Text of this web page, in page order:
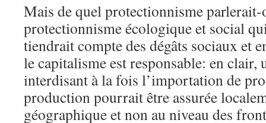
Mais de quel protectionnisme parlerait-
protectionnisme écologique et social
tiendrait compte des dégâts sociaux et
le capitalisme est responsable: en
interdisant à la fois l’importation de
production pourrait être assurée
géographique et non au niveau des